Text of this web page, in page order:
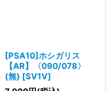
[PSA10]ホシガリス
【AR】〈090/078〉
(無) [SV1V]